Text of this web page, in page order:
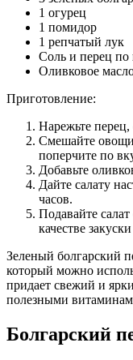
1 огурец
1 помидор
1 репчатый лук
Соль и перец по
Оливковое
Приготовление:
Нарежьте
Смешайте
поперчите по
Добавьте
Дайте салату
часов.
Подавайте
качестве
Зеленый болгарский
который можно
придает свежий и
полезными
Болгарский